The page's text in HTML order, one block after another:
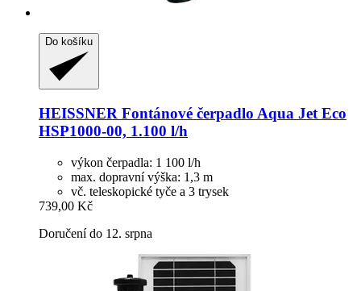
Do košíku
HEISSNER Fontánové čerpadlo Aqua Jet Eco
HSP1000-​00, 1.100 l/h
výkon čerpadla: 1 100 l/h
max. dopravní výška: 1,3 m
vč. teleskopické tyče a 3 trysek
739,00 Kč
Doručení do 12. srpna